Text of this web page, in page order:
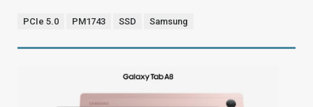
PCIe 5.0 PM1743 SSD Samsung